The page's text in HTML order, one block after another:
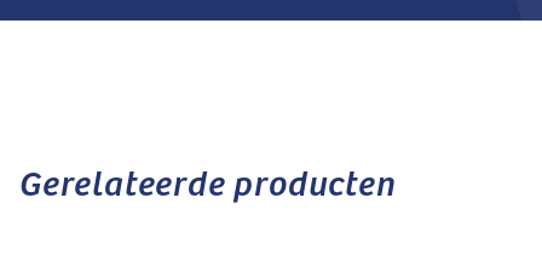
Gerelateerde producten